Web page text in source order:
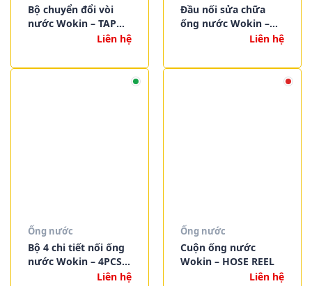
Bộ chuyển đổi vòi
nước Wokin – TAP
Liên hệ
Đầu nối sửa chữa
ống nước Wokin –
HOSE MENDERLiên hệ
Ống nước
Bộ 4 chi tiết nối ống
nước Wokin – 4PCS
HOSE CONNECTOR
Liên hệ
Ống nước
Cuộn ống nước
Wokin – HOSE REEL
Liên hệ